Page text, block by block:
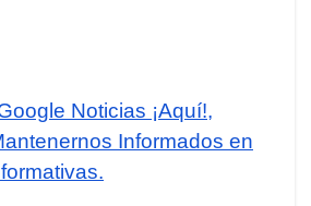
Noticias ¡Aquí!,
Informados en